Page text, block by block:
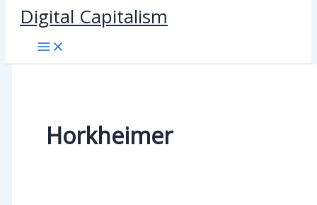
Digital Capitalism
Horkheimer